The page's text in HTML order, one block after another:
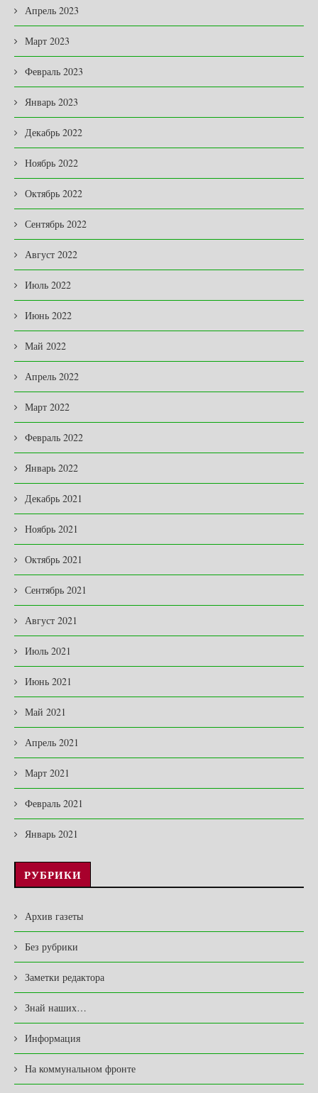
Апрель 2023
Март 2023
Февраль 2023
Январь 2023
Декабрь 2022
Ноябрь 2022
Октябрь 2022
Сентябрь 2022
Август 2022
Июль 2022
Июнь 2022
Май 2022
Апрель 2022
Март 2022
Февраль 2022
Январь 2022
Декабрь 2021
Ноябрь 2021
Октябрь 2021
Сентябрь 2021
Август 2021
Июль 2021
Июнь 2021
Май 2021
Апрель 2021
Март 2021
Февраль 2021
Январь 2021
РУБРИКИ
Архив газеты
Без рубрики
Заметки редактора
Знай наших…
Информация
На коммунальном фронте